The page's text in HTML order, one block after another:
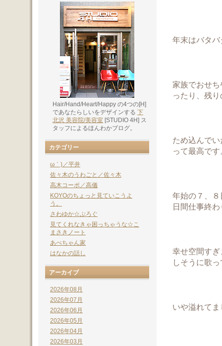
年末はバタ
家族でおせ
ったり、残
ため込んで
って最高です
年始の７、
日間仕事終
幸せ空間す
しそうに歌
いや溢れて
Hair/Hand/Heart/Happy の4つの[H]
であなたらしいをデザインする 下
北沢 美容院/美容室 [STUDIO 4H] ス
タッフによるほんわかブログ。
カテゴリー
ω｀)／平井
佐々木のうわごと／佐々木
高木コーポ／高儀
KOYOのちょっと見ていこうよ
う。
さわゆか☆ぶろぐ
見てくれなきゃ困っちゃうな☆こ
まさきノート
あべちゃん家
はなかの話し
アーカイブ
2026年08月
2026年07月
2026年06月
2026年05月
2026年04月
2026年03月